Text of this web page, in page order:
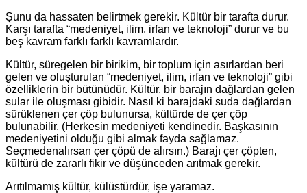
Şunu da hassaten belirtmek gerekir. Kültür bir tarafta durur.
Karşı tarafta “medeniyet, ilim, irfan ve teknoloji” durur ve bu
beş kavram farklı farklı kavramlardır.
Kültür, süregelen bir birikim, bir toplum için asırlardan beri
gelen ve oluşturulan “medeniyet, ilim, irfan ve teknoloji” gibi
özelliklerin bir bütünüdür. Kültür, bir barajın dağlardan gelen
sular ile oluşması gibidir. Nasıl ki barajdaki suda dağlardan
sürüklenen çer çöp bulunursa, kültürde de çer çöp
bulunabilir. (Herkesin medeniyeti kendinedir. Başkasının
medeniyetini olduğu gibi almak fayda sağlamaz.
Seçmedenalırsan çer çöpü de alırsın.) Barajı çer çöpten,
kültürü de zararlı fikir ve düşünceden arıtmak gerekir.
Arıtılmamış kültür, külüstürdür, işe yaramaz.